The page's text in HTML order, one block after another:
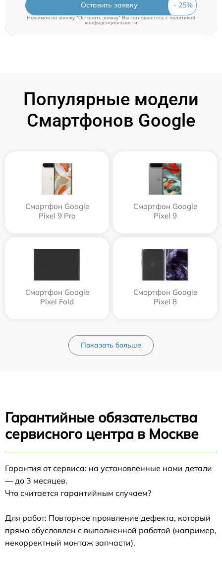
Оставить заявку
Нажимая на кнопку "Оставить заявку" Вы соглашаетесь c политикой
конфиденциальности
Популярные модели
Смартфонов Google
Смартфон Google
Pixel 9 Pro
Смартфон Google
Pixel 9
Смартфон Google
Pixel Fold
Смартфон Google
Pixel 8
Показать больше
Гарантийные обязательства
сервисного центра в Москве
Гарантия от сервиса: на установленные нами детали
— до 3 месяцев.
Что считается гарантийным случаем?
Для работ: Повторное проявление дефекта, который
прямо обусловлен с выполненной работой (например,
некорректный монтаж запчасти).